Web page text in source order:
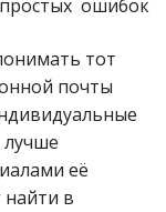
ошибок
тот
почты
лучше
её
в